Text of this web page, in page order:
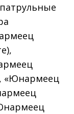
«Юнармеец